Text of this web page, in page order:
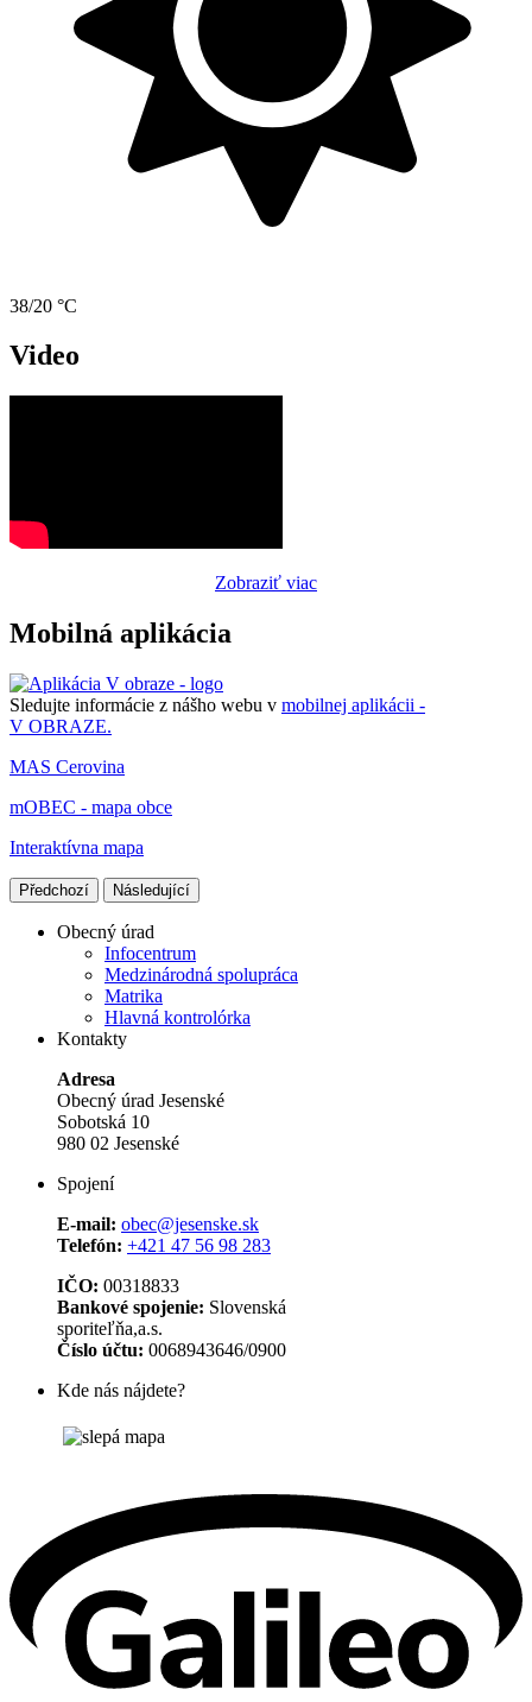
38/20 °C
Video
Zobraziť viac
Mobilná aplikácia
Sledujte informácie z nášho webu v mobilnej aplikácii -
V OBRAZE.
MAS Cerovina
mOBEC - mapa obce
Interaktívna mapa
Předchozí Následující
Obecný úrad
Infocentrum
Medzinárodná spolupráca
Matrika
Hlavná kontrolórka
Kontakty
Adresa
Obecný úrad Jesenské
Sobotská 10
980 02 Jesenské
Spojení
E-mail: obec@jesenske.sk
Telefón: +421 47 56 98 283
IČO: 00318833
Bankové spojenie: Slovenská
sporiteľňa,a.s.
Číslo účtu: 0068943646/0900
Kde nás nájdete?